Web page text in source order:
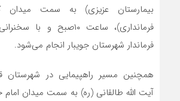
بیمارستان عزیزی) به سمت میدان
فرمانداری)، ساعت ۱۰صبح و
فرماندار شهرستان جویبار انجام می‌شود.
همچنین ‌مسیر راهپیمایی در شهرستان
آیت الله طالقانی (ره) به سمت میدان